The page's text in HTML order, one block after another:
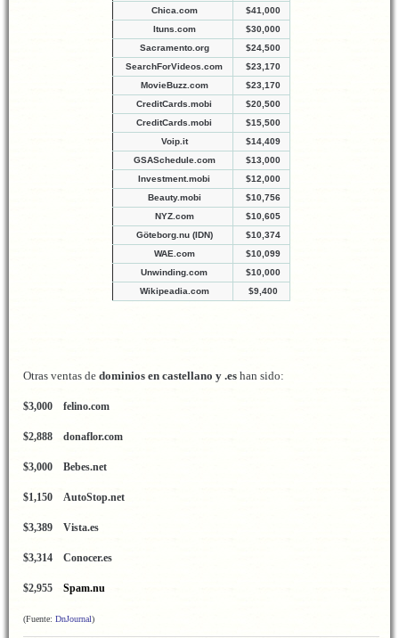
Chica.com
$41,000
Ituns.com
$30,000
Sacramento.org
$24,500
SearchForVideos.com
$23,170
MovieBuzz.com
$23,170
CreditCards.mobi
$20,500
CreditCards.mobi
$15,500
Voip.it
$14,409
GSASchedule.com
$13,000
Investment.mobi
$12,000
Beauty.mobi
$10,756
NYZ.com
$10,605
Göteborg.nu (IDN)
$10,374
WAE.com
$10,099
Unwinding.com
$10,000
Wikipeadia.com $9,400
Otras ventas de dominios en castellano y .es han sido:
$3,000 felino.com
$2,888 donaflor.com
$3,000 Bebes.net
$1,150 AutoStop.net
$3,389 Vista.es
$3,314 Conocer.es
$2,955 Spam.nu
(Fuente: DnJournal)